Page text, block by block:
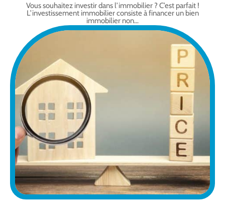
Vous souhaitez investir dans l’immobilier ? C’est parfait !
L’investissement immobilier consiste à financer un bien
immobilier non…